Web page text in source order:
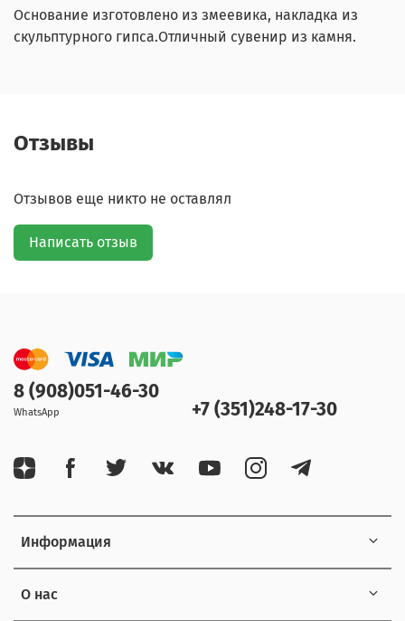
Основание изготовлено из змеевика, накладка из
скульптурного гипса.Отличный сувенир из камня.
Отзывы
Отзывов еще никто не оставлял
Написать отзыв
Информация
О нас
8 (908)051-46-30
WhatsApp +7 (351)248-17-30